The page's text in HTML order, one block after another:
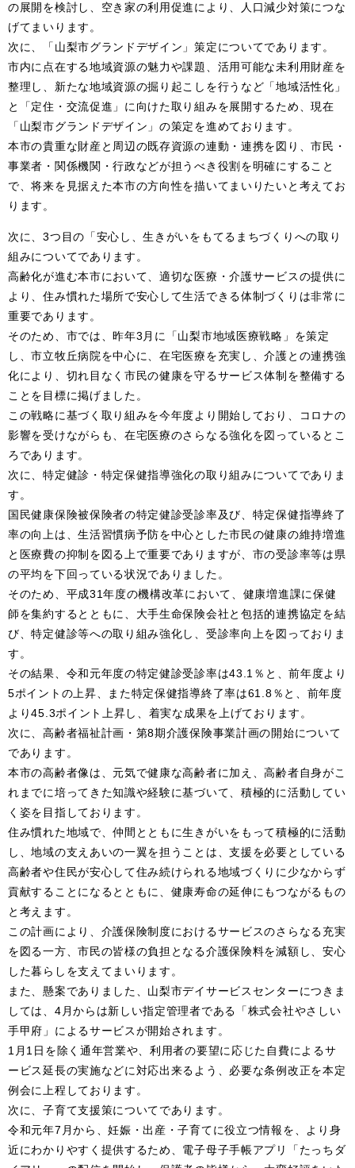
の展開を検討し、空き家の利用促進により、人口減少対策につな
げてまいります。
次に、「山梨市グランドデザイン」策定についてであります。
市内に点在する地域資源の魅力や課題、活用可能な未利用財産を
整理し、新たな地域資源の掘り起こしを行うなど「地域活性化」
と「定住・交流促進」に向けた取り組みを展開するため、現在
「山梨市グランドデザイン」の策定を進めております。
本市の貴重な財産と周辺の既存資源の連動・連携を図り、市民・
事業者・関係機関・行政などが担うべき役割を明確にすること
で、将来を見据えた本市の方向性を描いてまいりたいと考えてお
ります。
次に、3つ目の「安心し、生きがいをもてるまちづくりへの取り
組みについてであります。
高齢化が進む本市において、適切な医療・介護サービスの提供に
より、住み慣れた場所で安心して生活できる体制づくりは非常に
重要であります。
そのため、市では、昨年3月に「山梨市地域医療戦略」を策定
し、市立牧丘病院を中心に、在宅医療を充実し、介護との連携強
化により、切れ目なく市民の健康を守るサービス体制を整備する
ことを目標に掲げました。
この戦略に基づく取り組みを今年度より開始しており、コロナの
影響を受けながらも、在宅医療のさらなる強化を図っているとこ
ろであります。
次に、特定健診・特定保健指導強化の取り組みについてでありま
す。
国民健康保険被保険者の特定健診受診率及び、特定保健指導終了
率の向上は、生活習慣病予防を中心とした市民の健康の維持増進
と医療費の抑制を図る上で重要でありますが、市の受診率等は県
の平均を下回っている状況でありました。
そのため、平成31年度の機構改革において、健康増進課に保健
師を集約するとともに、大手生命保険会社と包括的連携協定を結
び、特定健診等への取り組み強化し、受診率向上を図っておりま
す。
その結果、令和元年度の特定健診受診率は43.1％と、前年度より
5ポイントの上昇、また特定保健指導終了率は61.8％と、前年度
より45.3ポイント上昇し、着実な成果を上げております。
次に、高齢者福祉計画・第8期介護保険事業計画の開始について
であります。
本市の高齢者像は、元気で健康な高齢者に加え、高齢者自身がこ
れまでに培ってきた知識や経験に基づいて、積極的に活動してい
く姿を目指しております。
住み慣れた地域で、仲間とともに生きがいをもって積極的に活動
し、地域の支えあいの一翼を担うことは、支援を必要としている
高齢者や住民が安心して住み続けられる地域づくりに少なからず
貢献することになるとともに、健康寿命の延伸にもつながるもの
と考えます。
この計画により、介護保険制度におけるサービスのさらなる充実
を図る一方、市民の皆様の負担となる介護保険料を減額し、安心
した暮らしを支えてまいります。
また、懸案でありました、山梨市デイサービスセンターにつきま
しては、4月からは新しい指定管理者である「株式会社やさしい
手甲府」によるサービスが開始されます。
1月1日を除く通年営業や、利用者の要望に応じた自費によるサ
ービス延長の実施などに対応出来るよう、必要な条例改正を本定
例会に上程しております。
次に、子育て支援策についてであります。
令和元年7月から、妊娠・出産・子育てに役立つ情報を、より身
近にわかりやすく提供するため、電子母子手帳アプリ「たっちダ